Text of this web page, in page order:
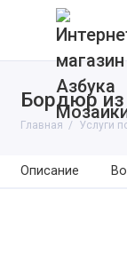
Бордюр из
Главная Услуги
Описание